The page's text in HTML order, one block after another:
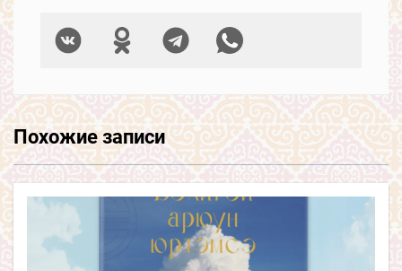
Похожие записи